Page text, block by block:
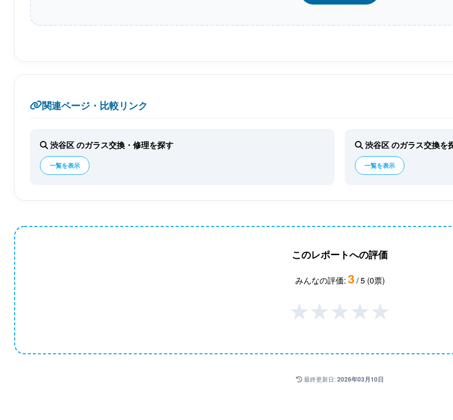
関連ページ・比較リンク
渋谷区 のガラス交換・修理を探す
一覧を表示
渋谷区 のガラス交換を
一覧を表示
このレポートへの評価
みんなの評価: 3/ 5 (0票)
★★★★★
最終更新日:2026年03月10日